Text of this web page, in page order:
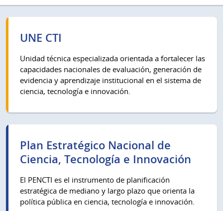
UNE CTI
Unidad técnica especializada orientada a fortalecer las
capacidades nacionales de evaluación, generación de
evidencia y aprendizaje institucional en el sistema de
ciencia, tecnología e innovación.
Plan Estratégico Nacional de
Ciencia, Tecnología e Innovación
El PENCTI es el instrumento de planificación
estratégica de mediano y largo plazo que orienta la
política pública en ciencia, tecnología e innovación.